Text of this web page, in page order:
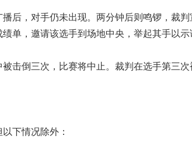
后，对手仍未出现。两分钟后则鸣锣，裁
单，邀请该选手到场地中央，举起其手以示
击倒三次，比赛将中止。裁判在选手第三
下情况除外：